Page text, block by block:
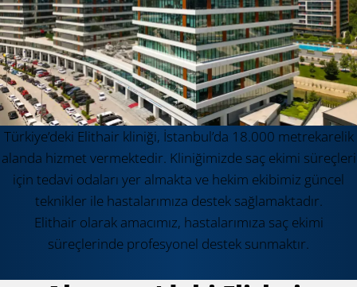
Türkiye’deki Elithair kliniği, İstanbul’da 18.000 metrekarelik
alanda hizmet vermektedir. Kliniğimizde saç ekimi süreçleri
için tedavi odaları yer almakta ve hekim ekibimiz güncel
teknikler ile hastalarımıza destek sağlamaktadır.
Elithair olarak amacımız, hastalarımıza saç ekimi
süreçlerinde profesyonel destek sunmaktır.